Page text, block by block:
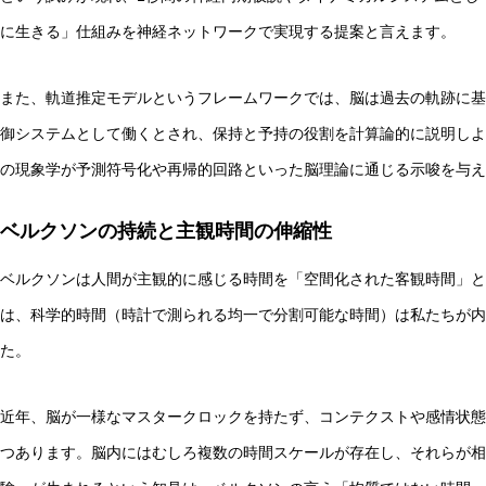
に生きる」仕組みを神経ネットワークで実現する提案と言えます。
また、軌道推定モデルというフレームワークでは、脳は過去の軌跡に
御システムとして働くとされ、保持と予持の役割を計算論的に説明し
の現象学が予測符号化や再帰的回路といった脳理論に通じる示唆を与
ベルクソンの持続と主観時間の伸縮性
ベルクソンは人間が主観的に感じる時間を「空間化された客観時間」
は、科学的時間（時計で測られる均一で分割可能な時間）は私たちが
た。
近年、脳が一様なマスタークロックを持たず、コンテクストや感情状
つあります。脳内にはむしろ複数の時間スケールが存在し、それらが